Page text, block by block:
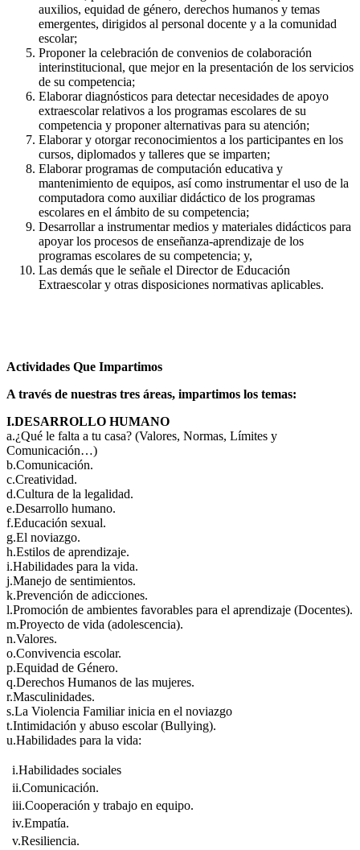
auxilios, equidad de género, derechos humanos y temas
emergentes, dirigidos al personal docente y a la comunidad
escolar;
Proponer la celebración de convenios de colaboración
interinstitucional, que mejor en la presentación de los servicios
de su competencia;
Elaborar diagnósticos para detectar necesidades de apoyo
extraescolar relativos a los programas escolares de su
competencia y proponer alternativas para su atención;
Elaborar y otorgar reconocimientos a los participantes en los
cursos, diplomados y talleres que se imparten;
Elaborar programas de computación educativa y
mantenimiento de equipos, así como instrumentar el uso de la
computadora como auxiliar didáctico de los programas
escolares en el ámbito de su competencia;
Desarrollar a instrumentar medios y materiales didácticos para
apoyar los procesos de enseñanza-aprendizaje de los
programas escolares de su competencia; y,
Las demás que le señale el Director de Educación
Extraescolar y otras disposiciones normativas aplicables.
Actividades Que Impartimos
A través de nuestras tres áreas, impartimos los temas:
I.DESARROLLO HUMANO
a.¿Qué le falta a tu casa? (Valores, Normas, Límites y
Comunicación…)
b.Comunicación.
c.Creatividad.
d.Cultura de la legalidad.
e.Desarrollo humano.
f.Educación sexual.
g.El noviazgo.
h.Estilos de aprendizaje.
i.Habilidades para la vida.
j.Manejo de sentimientos.
k.Prevención de adicciones.
l.Promoción de ambientes favorables para el aprendizaje (Docentes).
m.Proyecto de vida (adolescencia).
n.Valores.
o.Convivencia escolar.
p.Equidad de Género.
q.Derechos Humanos de las mujeres.
r.Masculinidades.
s.La Violencia Familiar inicia en el noviazgo
t.Intimidación y abuso escolar (Bullying).
u.Habilidades para la vida:
i.Habilidades sociales
ii.Comunicación.
iii.Cooperación y trabajo en equipo.
iv.Empatía.
v.Resiliencia.